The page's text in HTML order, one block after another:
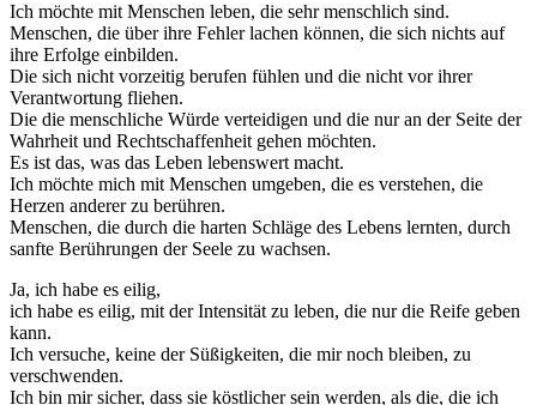
Ich möchte mit Menschen leben, die sehr menschlich sind.
Menschen, die über ihre Fehler lachen können, die sich nichts auf
ihre Erfolge einbilden.
Die sich nicht vorzeitig berufen fühlen und die nicht vor ihrer
Verantwortung fliehen.
Die die menschliche Würde verteidigen und die nur an der Seite der
Wahrheit und Rechtschaffenheit gehen möchten.
Es ist das, was das Leben lebenswert macht.
Ich möchte mich mit Menschen umgeben, die es verstehen, die
Herzen anderer zu berühren.
Menschen, die durch die harten Schläge des Lebens lernten, durch
sanfte Berührungen der Seele zu wachsen.
Ja, ich habe es eilig,
ich habe es eilig, mit der Intensität zu leben, die nur die Reife geben
kann.
Ich versuche, keine der Süßigkeiten, die mir noch bleiben, zu
verschwenden.
Ich bin mir sicher, dass sie köstlicher sein werden, als die, die ich